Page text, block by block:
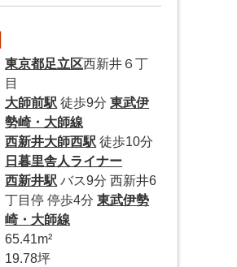
東京都足立区西新井６丁
目
大師前駅 徒歩9分東武伊
勢崎・大師線
西新井大師西駅 徒歩10分
日暮里舎人ライナー
西新井駅 バス9分 西新井6
丁目停 停歩4分東武伊勢
崎・大師線
65.41m²
19.78坪